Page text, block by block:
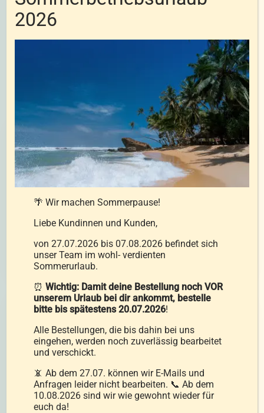
Besuch uns in Wampersdorf
Kontakt:
JOHANN-STRAUß STRASSE 1, A-2485
WAMPERSDORF
+43 2623 72558
office@seibersdorfer.at
Direktvertrieb:
Montag bis Donnerstag
08:00 bis 12:00 Uhr und 12:30 bis 15:30
Uhr
2026
🌴 Wir machen Sommerpause!
Liebe Kundinnen und Kunden,
von 27.07.2026 bis 07.08.2026 befindet sich
unser Team im wohl- verdienten
Sommerurlaub.
⏰ Wichtig: Damit deine Bestellung noch VOR
unserem Urlaub bei dir ankommt, bestelle
bitte bis spätestens 20.07.2026!
Alle Bestellungen, die bis dahin bei uns
eingehen, werden noch zuverlässig bearbeitet
und verschickt.
📵 Ab dem 27.07. können wir E-Mails und
Anfragen leider nicht bearbeiten. 📞 Ab dem
10.08.2026 sind wir wie gewohnt wieder für
euch da!